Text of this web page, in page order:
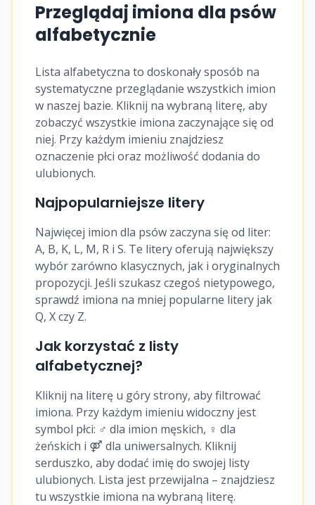
10 ♂Nicpoń
11 ♀Nike
12 ♀Niké
13 ♀Nitka
15 ♀Niwka
16 ♀Nova
17 ♀Nuta
18 ♀Nutella
19 ⚤Nachos
20 ♂Naczelny
Przeglądaj imiona dla psów
alfabetycznie
Lista alfabetyczna to doskonały sposób na
systematyczne przeglądanie wszystkich imion
w naszej bazie. Kliknij na wybraną literę, aby
zobaczyć wszystkie imiona zaczynające się od
niej. Przy każdym imieniu znajdziesz
oznaczenie płci oraz możliwość dodania do
ulubionych.
Najpopularniejsze litery
Najwięcej imion dla psów zaczyna się od liter:
A, B, K, L, M, R i S. Te litery oferują największy
wybór zarówno klasycznych, jak i oryginalnych
propozycji. Jeśli szukasz czegoś nietypowego,
sprawdź imiona na mniej popularne litery jak
Q, X czy Z.
Jak korzystać z listy
alfabetycznej?
Kliknij na literę u góry strony, aby filtrować
imiona. Przy każdym imieniu widoczny jest
symbol płci: ♂ dla imion męskich, ♀ dla
żeńskich i ⚤ dla uniwersalnych. Kliknij
serduszko, aby dodać imię do swojej listy
ulubionych. Lista jest przewijalna – znajdziesz
tu wszystkie imiona na wybraną literę.